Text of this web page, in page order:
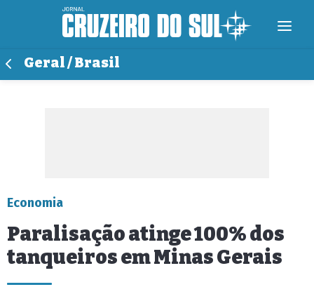
Geral / Brasil
Economia
Paralisação atinge 100% dos
tanqueiros em Minas Gerais